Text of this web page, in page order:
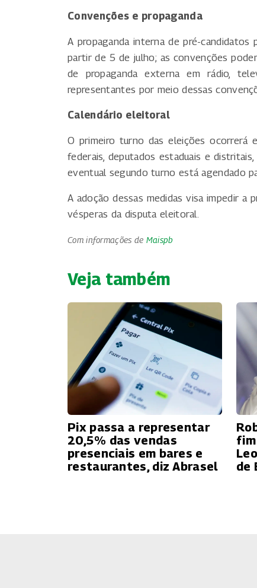
Convenções e propaganda
A propaganda interna de pré-candidatos
partir de 5 de julho; as convenções
de propaganda externa em rádio,
representantes por meio dessas
Calendário eleitoral
O primeiro turno das eleições ocorrerá
federais, deputados estaduais e
eventual segundo turno está agendado
A adoção dessas medidas visa impedir a
vésperas da disputa eleitoral.
Com informações de Maispb
Veja também
Pix passa a representar
20,5% das vendas
presenciais em bares e
restaurantes, diz Abrasel
de